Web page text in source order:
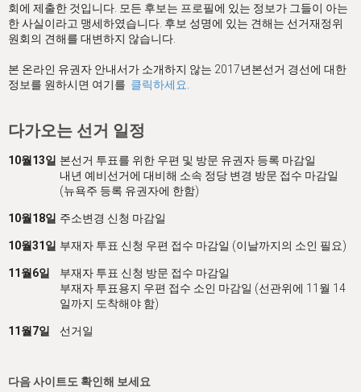
회에 제출한 것입니다. 모든 후보는 프로필에 있는 정보가 그들이 아는
한 사실이라고 맹세하였습니다. 후보 성명에 있는 견해는 선거재정위
원회의 견해를 대변하지 않습니다.
본 온라인 유권자 안내서가 소개하지 않는 2017년본선거 경선에 대한
정보를 원하시면 여기를 클릭하세요
다가오는 선거 일정
10월13일 본선거 투표를 위한 우편 및 방문 유권자 등록 마감일
내년 예비선거에 대비해 소속 정당 변경 방문 접수 마감일
(뉴욕주 등록 유권자에 한함)
10월18일 주소변경 신청 마감일
10월31일 부재자 투표 신청 우편 접수 마감일 (이날까지의 소인 필요)
11월6일
부재자 투표 신청 방문 접수 마감일
부재자 투표용지 우편 접수 소인 마감일 (선관위에 11월 14
일까지 도착해야 함)
11월7일 선거일
다음 사이트도 확인해 보세요